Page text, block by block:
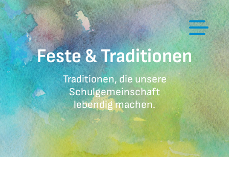
Zum
Inhalt
springen
Feste & Traditionen
Traditionen, die unsere
Schulgemeinschaft
lebendig machen.